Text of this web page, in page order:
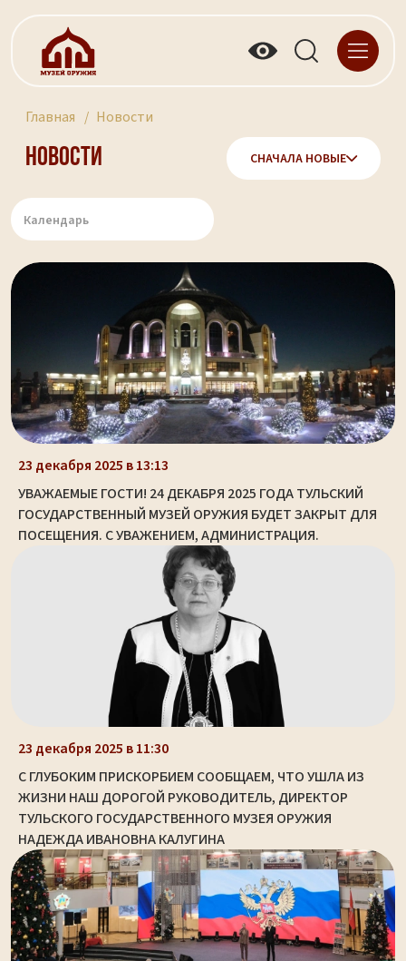
Главная Новости
Новости СНАЧАЛА НОВЫЕ
23 декабря 2025 в 13:13
УВАЖАЕМЫЕ ГОСТИ! 24 ДЕКАБРЯ 2025 ГОДА ТУЛЬСКИЙ
ГОСУДАРСТВЕННЫЙ МУЗЕЙ ОРУЖИЯ БУДЕТ ЗАКРЫТ ДЛЯ
ПОСЕЩЕНИЯ. С УВАЖЕНИЕМ, АДМИНИСТРАЦИЯ.
23 декабря 2025 в 11:30
С ГЛУБОКИМ ПРИСКОРБИЕМ СООБЩАЕМ, ЧТО УШЛА ИЗ
ЖИЗНИ НАШ ДОРОГОЙ РУКОВОДИТЕЛЬ, ДИРЕКТОР
ТУЛЬСКОГО ГОСУДАРСТВЕННОГО МУЗЕЯ ОРУЖИЯ
НАДЕЖДА ИВАНОВНА КАЛУГИНА